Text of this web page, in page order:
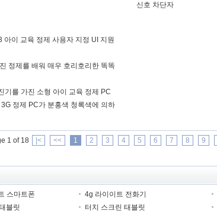
신호 차단자
이 교육 정제 사용자 지정 UI 지원
정제를 배워 매우 호리호리한 똑똑
기를 가진 소형 아이 교육 정제 PC
정제 PC가 분홍색 청록색에 의하
1 of 18 |< << 1 2 3 4 5 6 7 8 9
스마트폰 4g 라이이트 전화기
블릿
터치 스크린 태블릿